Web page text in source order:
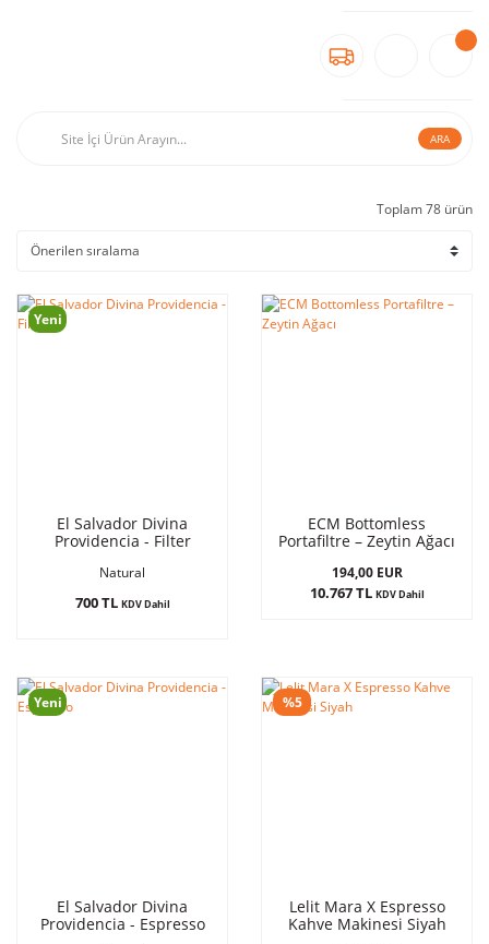
ARA
Toplam 78 ürün
Yeni
El Salvador Divina
Providencia - Filter
Natural
700 TL KDV Dahil
ECM Bottomless
Portafiltre – Zeytin Ağacı
194,00 EUR
10.767 TL KDV Dahil
Yeni
El Salvador Divina
Providencia - Espresso
%5
Lelit Mara X Espresso
Kahve Makinesi Siyah